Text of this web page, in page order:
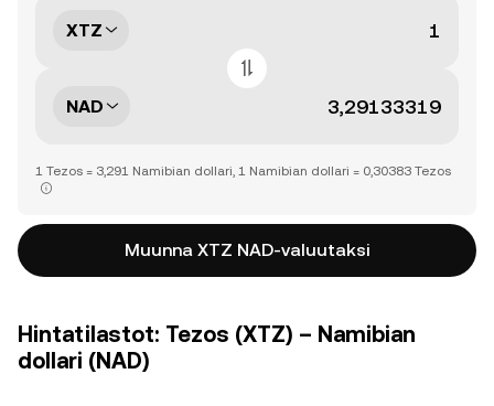
XTZ
NAD
1 Tezos = 3,291 Namibian dollari, 1 Namibian dollari = 0,30383 Tezos
Muunna XTZ NAD-valuutaksi
Hintatilastot: Tezos (XTZ) – Namibian
dollari (NAD)